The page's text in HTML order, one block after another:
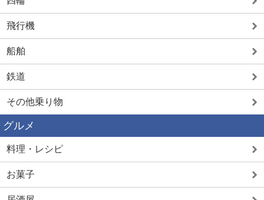
飛行機
船舶
鉄道
その他乗り物
グルメ
料理・レシピ
お菓子